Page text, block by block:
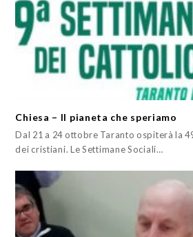
Chiesa – Il pianeta che speriamo
Dal 21 a 24 ottobre Taranto ospiterà la
dei cristiani. Le Settimane Sociali…